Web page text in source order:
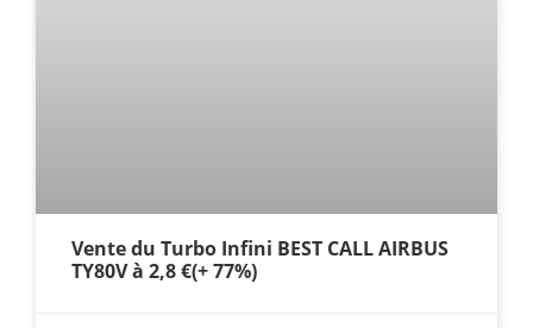
Vente du Turbo Infini BEST CALL AIRBUS
TY80V à 2,8 €(+ 77%)